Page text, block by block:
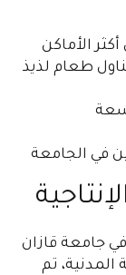
الأماكن
طعام لذيذ
في الجامعة
جامعة قازان
تم